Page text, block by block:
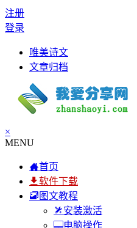
注册
登录
唯美诗文
文章归档
×
MENU
首页
软件下载
图文教程
安装激活
电脑操作